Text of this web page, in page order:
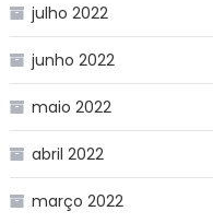
julho 2022
junho 2022
maio 2022
abril 2022
março 2022